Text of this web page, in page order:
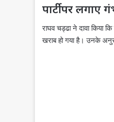
पार्टी पर लगाए
राघव चड्ढा ने दावा किया
खराब हो गया है। उनके